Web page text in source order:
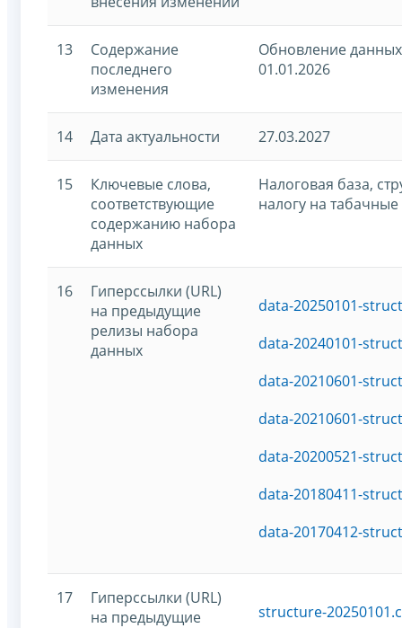
13
Содержание
последнего
изменения
Обновление
01.01.2026
14 Дата актуальности 27.03.2027
15
Ключевые слова,
соответствующие
содержанию набора
данных
Налоговая база,
налогу на
16
Гиперссылки (URL)
на предыдущие
релизы набора
данных
data-20250101-
data-20240101-
data-20210601-
data-20210601-
data-20200521-
data-20180411-
data-20170412-
17
Гиперссылки (URL)
на предыдущие
structure-